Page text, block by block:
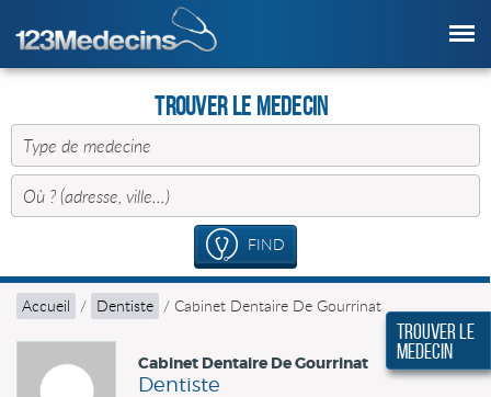
Trouver le Medecin
FIND
Accueil / Dentiste / Cabinet Dentaire De Gourrinat
Cabinet Dentaire De Gourrinat
Dentiste
Trouver le
Medecin